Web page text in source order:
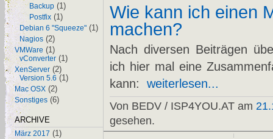
Backup (1)
Postfix (1)
Debian 6 "Squeeze" (1)
Nagios (2)
VMWare (1)
vConverter (1)
XenServer (2)
Version 5.6 (1)
Mac OSX (2)
Sonstiges (6)
ARCHIVE
März 2017 (1)
Wie kann ich einen
machen?
Nach diversen Beiträgen
ich hier mal eine
kann:
weiterlesen...
Von BEDV / ISP4YOU.AT am
gesehen.